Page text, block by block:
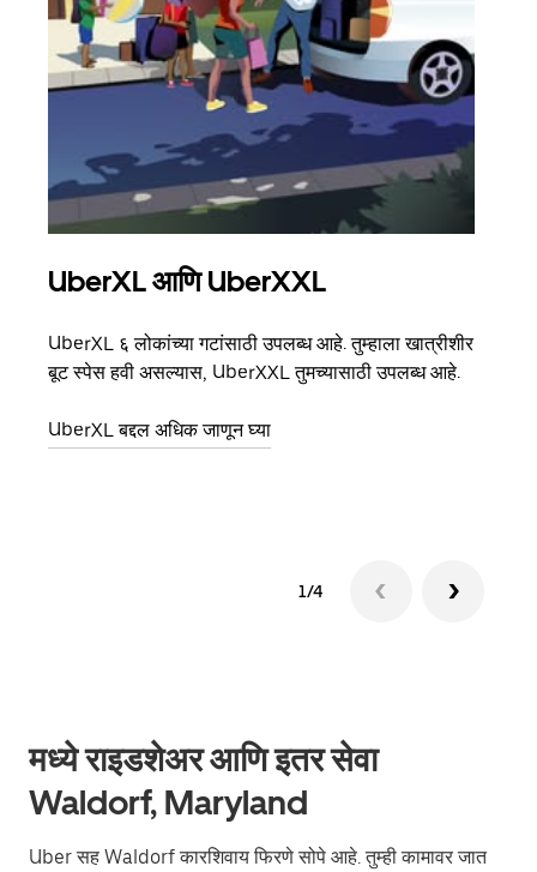
UberXL आणि UberXXL
UberXL ६ लोकांच्या गटांसाठी उपलब्ध आहे. तुम्हाला खात्रीशीर
बूट स्पेस हवी असल्यास, UberXXL तुमच्यासाठी उपलब्ध आहे.
UberXL बद्दल अधिक जाणून घ्या
1/4
मध्ये राइडशेअर आणि इतर सेवा
Waldorf, Maryland
Uber सह Waldorf कारशिवाय फिरणे सोपे आहे. तुम्ही कामावर जात